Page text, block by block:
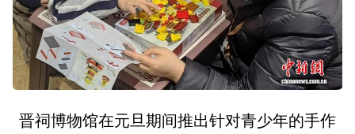
晋祠博物馆在元旦期间推出针对青少年的手作